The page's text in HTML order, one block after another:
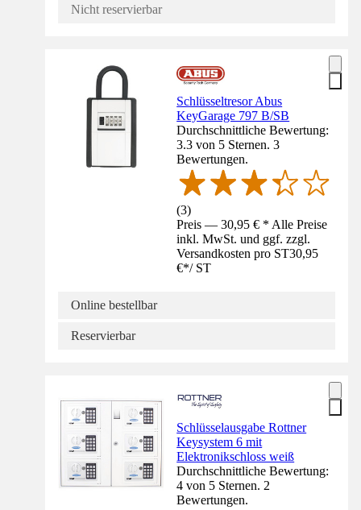
Nicht reservierbar
Schlüsseltresor Abus
KeyGarage 797 B/SB
Durchschnittliche Bewertung:
3.3 von 5 Sternen. 3
Bewertungen.
(3)
Preis — 30,95 € * Alle Preise
inkl. MwSt. und ggf. zzgl.
Versandkosten pro ST30,95
€*/ ST
Online bestellbar
Reservierbar
Schlüsselausgabe Rottner
Keysystem 6 mit
Elektronikschloss weiß
Durchschnittliche Bewertung:
4 von 5 Sternen. 2
Bewertungen.